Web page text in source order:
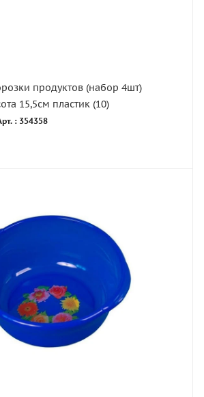
продуктов (набор 4шт)
15,5см пластик (10)
: 354358